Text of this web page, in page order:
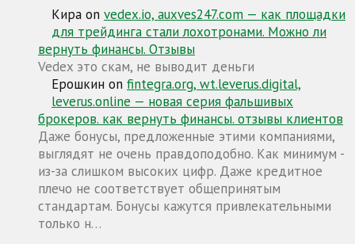
Кира on vedex.io, auxves247.com — как площадки
для трейдинга стали лохотронами. Можно ли
вернуть финансы. Отзывы
Vedex это скам, не выводит деньги
Ерошкин on fintegra.org, wt.leverus.digital,
leverus.online — новая серия фальшивых
брокеров. как вернуть финансы. отзывы клиентов
Даже бонусы, предложенные этими компаниями,
выглядят не очень правдоподобно. Как минимум -
из-за слишком высоких цифр. Даже кредитное
плечо не соответствует общепринятым
стандартам. Бонусы кажутся привлекательными
только н…